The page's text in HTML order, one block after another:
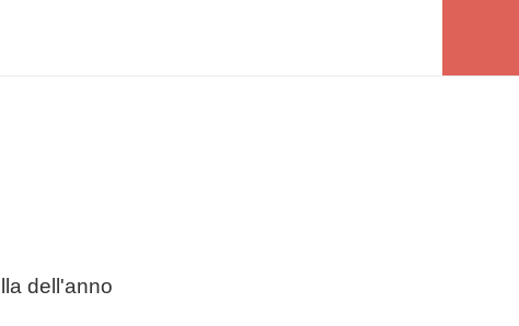
dell'anno